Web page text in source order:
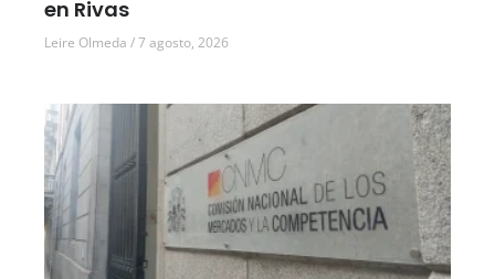
en Rivas
Leire Olmeda 7 agosto, 2026